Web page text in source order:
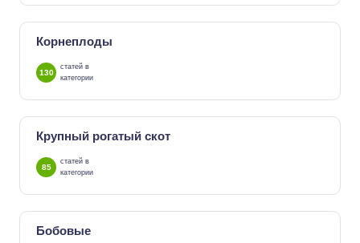
Корнеплоды
130
статей в
категории
Крупный рогатый скот
85
статей в
категории
Бобовые